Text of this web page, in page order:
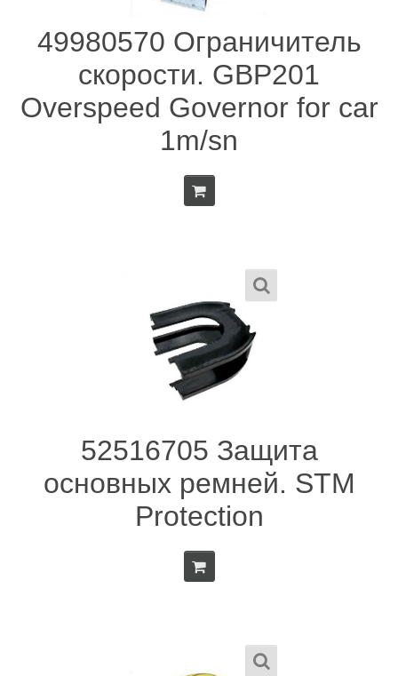
49980570 Ограничитель
скорости. GBP201
Overspeed Governor for car
1m/sn
52516705 Защита
основных ремней. STM
Protection